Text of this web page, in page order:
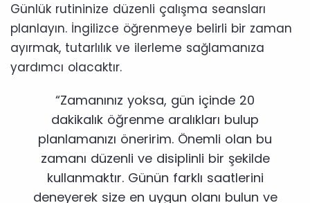
Günlük rutininize düzenli çalışma seansları
planlayın. İngilizce öğrenmeye belirli bir zaman
ayırmak, tutarlılık ve ilerleme sağlamanıza
yardımcı olacaktır.
“Zamanınız yoksa, gün içinde 20
dakikalık öğrenme aralıkları bulup
planlamanızı öneririm. Önemli olan bu
zamanı düzenli ve disiplinli bir şekilde
kullanmaktır. Günün farklı saatlerini
deneyerek size en uygun olanı bulun ve